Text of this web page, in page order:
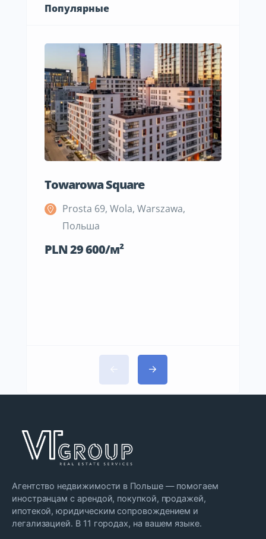
Популярные
Towarowa Square
Prosta 69, Wola, Warszawa,
Польша
PLN 29 600/м²
Агентство недвижимости в Польше — помогаем
иностранцам с арендой, покупкой, продажей,
ипотекой, юридическим сопровождением и
легализацией. В 11 городах, на вашем языке.